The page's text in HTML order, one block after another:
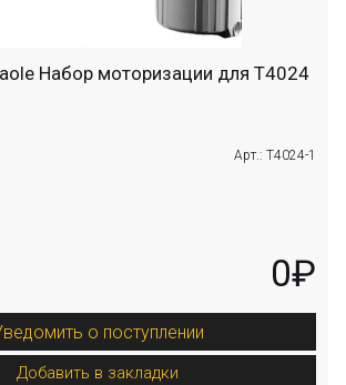
Набор моторизации для T4024
Арт.: T4024-1
0₽
о поступлении
Добавить в закладки